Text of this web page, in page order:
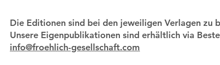
Die Editionen sind bei den jeweiligen Verlagen zu
Unsere Eigenpublikationen sind erhältlich via
info@froehlich-gesellschaft.com